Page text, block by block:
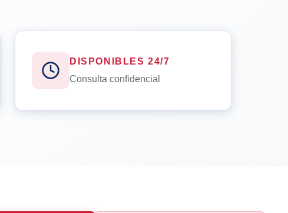
DISPONIBLES 24/7
Consulta confidencial